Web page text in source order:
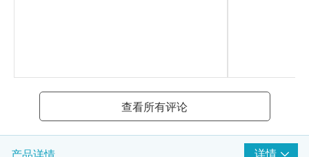
查看所有评论
产品详情 详情